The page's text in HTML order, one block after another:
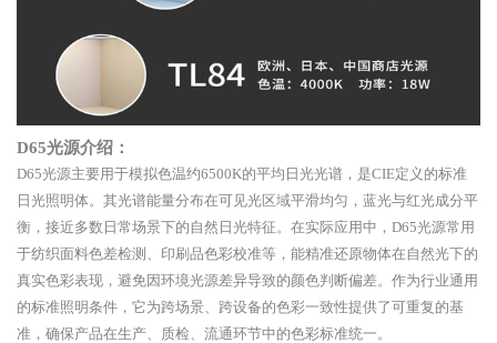
D65光源介绍：
D65光源主要用于模拟色温约6500K的平均日光光谱，是CIE定义的标准
日光照明体。其光谱能量分布在可见光区域平滑均匀，蓝光与红光成分平
衡，接近多数日常场景下的自然日光特征。在实际应用中，D65光源常用
于纺织面料色差检测、印刷品色彩校准等，能精准还原物体在自然光下的
真实色彩表现，避免因环境光源差异导致的颜色判断偏差。作为行业通用
的标准照明条件，它为跨场景、跨设备的色彩一致性提供了可重复的基
准，确保产品在生产、质检、流通环节中的色彩标准统一。